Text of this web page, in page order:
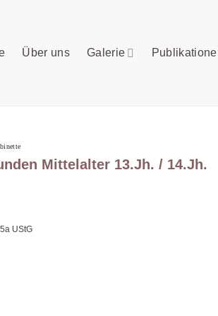
Über uns Galerie
Mittelalter 13.Jh. / 14.Jh.
UStG